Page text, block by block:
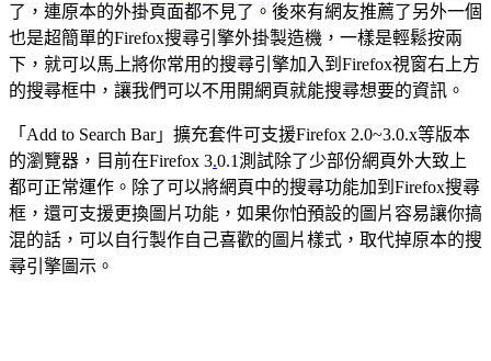
了，連原本的外掛頁面都不見了。後來有網友推薦了另外一個
也是超簡單的Firefox搜尋引擎外掛製造機，一樣是輕鬆按兩
下，就可以馬上將你常用的搜尋引擎加入到Firefox視窗右上方
的搜尋框中，讓我們可以不用開網頁就能搜尋想要的資訊。
「Add to Search Bar」擴充套件可支援Firefox 2.0~3.0.x等版本
的瀏覽器，目前在Firefox 3.0.1測試除了少部份網頁外大致上
都可正常運作。除了可以將網頁中的搜尋功能加到Firefox搜尋
框，還可支援更換圖片功能，如果你怕預設的圖片容易讓你搞
混的話，可以自行製作自己喜歡的圖片樣式，取代掉原本的搜
尋引擎圖示。